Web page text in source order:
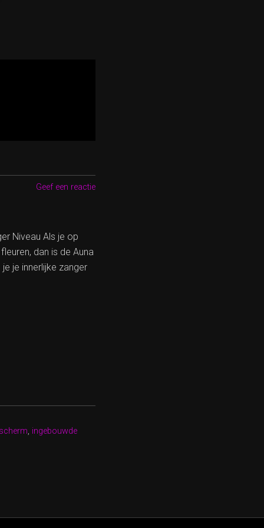
Geef een reactie
Niveau Als je op
dan is de Auna
je innerlijke zanger
, ingebouwde